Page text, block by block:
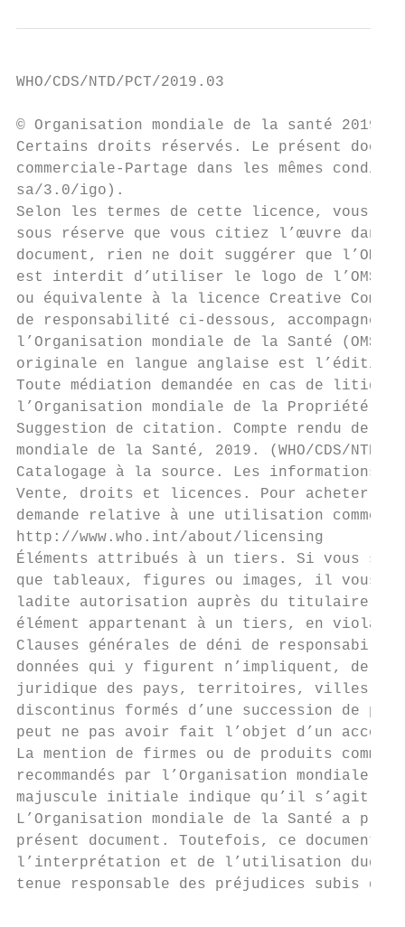
WHO/CDS/NTD/PCT/2019.03
© Organisation mondiale de la santé 2019
Certains droits réservés. Le présent
commerciale-Partage dans les mêmes
sa/3.0/igo).
Selon les termes de cette licence, vous
sous réserve que vous citiez l’œuvre
document, rien ne doit suggérer que
est interdit d’utiliser le logo de l’OMS.
ou équivalente à la licence Creative
de responsabilité ci-dessous,
l’Organisation mondiale de la Santé
originale en langue anglaise est
Toute médiation demandée en cas de
l’Organisation mondiale de la Propriété
Suggestion de citation. Compte rendu de
mondiale de la Santé, 2019. (WHO/CDS/NTD/
Catalogage à la source. Les
Vente, droits et licences. Pour acheter
demande relative à une utilisation
http://www.who.int/about/licensing
Éléments attribués à un tiers. Si vous
que tableaux, figures ou images, il vous
ladite autorisation auprès du titulaire du
élément appartenant à un tiers, en
Clauses générales de déni de
données qui y figurent n’impliquent, de
juridique des pays, territoires, villes ou
discontinus formés d’une succession de
peut ne pas avoir fait l’objet d’un
La mention de firmes ou de produits
recommandés par l’Organisation mondiale
majuscule initiale indique qu’il s’agit
L’Organisation mondiale de la Santé a
présent document. Toutefois, ce
l’interprétation et de l’utilisation dudit
tenue responsable des préjudices subis